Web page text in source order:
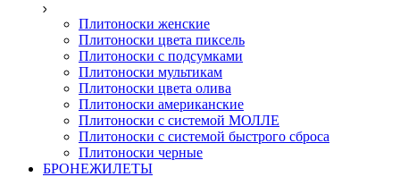
Плитоноски женские
Плитоноски цвета пиксель
Плитоноски с подсумками
Плитоноски мультикам
Плитоноски цвета олива
Плитоноски американские
Плитоноски с системой МОЛЛЕ
Плитоноски с системой быстрого сброса
Плитоноски черные
БРОНЕЖИЛЕТЫ